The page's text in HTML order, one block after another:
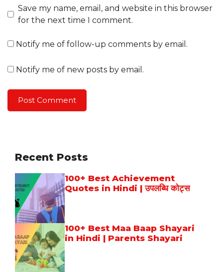
Save my name, email, and website in this browser
for the next time I comment.
Notify me of follow-up comments by email.
Notify me of new posts by email.
Recent Posts
100+ Best Achievement
Quotes in Hindi | उपलब्धि कोट्स
100+ Best Maa Baap Shayari
in Hindi | Parents Shayari